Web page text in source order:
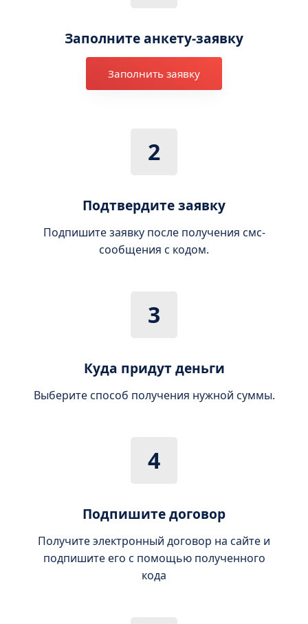
Заполните анкету-заявку
Заполнить заявку
2
Подтвердите заявку
Подпишите заявку после получения смс-
сообщения с кодом.
3
Куда придут деньги
Выберите способ получения нужной суммы.
4
Подпишите договор
Получите электронный договор на сайте и
подпишите его с помощью полученного
кода